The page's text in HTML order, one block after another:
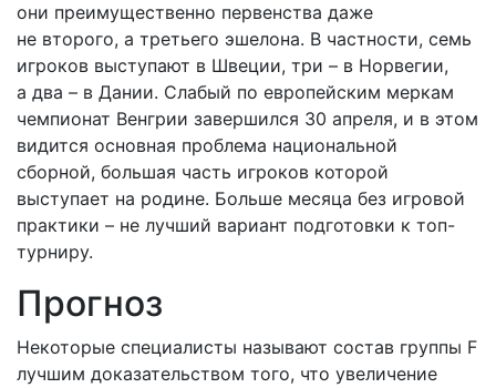
они преимущественно первенства даже
не второго, а третьего эшелона. В частности, семь
игроков выступают в Швеции, три – в Норвегии,
а два – в Дании. Слабый по европейским меркам
чемпионат Венгрии завершился 30 апреля, и в этом
видится основная проблема национальной
сборной, большая часть игроков которой
выступает на родине. Больше месяца без игровой
практики – не лучший вариант подготовки к топ-
турниру.
Прогноз
Некоторые специалисты называют состав группы F
лучшим доказательством того, что увеличение